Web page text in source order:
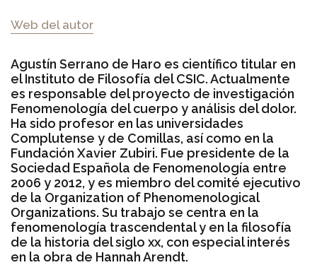
Web del autor
Agustín Serrano de Haro es científico titular en
el Instituto de Filosofía del CSIC. Actualmente
es responsable del proyecto de investigación
Fenomenología del cuerpo y análisis del dolor.
Ha sido profesor en las universidades
Complutense y de Comillas, así como en la
Fundación Xavier Zubiri. Fue presidente de la
Sociedad Española de Fenomenología entre
2006 y 2012, y es miembro del comité ejecutivo
de la Organization of Phenomenological
Organizations. Su trabajo se centra en la
fenomenología trascendental y en la filosofía
de la historia del siglo xx, con especial interés
en la obra de Hannah Arendt.